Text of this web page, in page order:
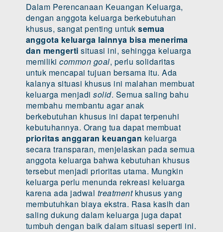
Dalam Perencanaan Keuangan Keluarga,
dengan anggota keluarga berkebutuhan
khusus, sangat penting untuksemua
anggota keluarga lainnya bisa menerima
dan mengerti situasi ini, sehingga keluarga
memilikicommon goal, perlu solidaritas
untuk mencapai tujuan bersama itu. Ada
kalanya situasi khusus ini malahan membuat
keluarga menjadisolid. Semua saling bahu
membahu membantu agar anak
berkebutuhan khusus ini dapat terpenuhi
kebutuhannya. Orang tua dapat membuat
prioritas anggaran keuangan keluarga
secara transparan, menjelaskan pada semua
anggota keluarga bahwa kebutuhan khusus
tersebut menjadi prioritas utama. Mungkin
keluarga perlu menunda rekreasi keluarga
karena ada jadwal treatmentkhusus yang
membutuhkan biaya ekstra. Rasa kasih dan
saling dukung dalam keluarga juga dapat
tumbuh dengan baik dalam situasi seperti ini.